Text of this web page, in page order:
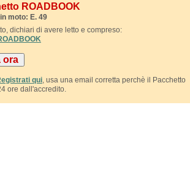
ROADBOOK
moto: E. 49
dichiari di avere letto e compreso:
qui, usa una email corretta perchè il Pacchetto
ore dall'accredito.